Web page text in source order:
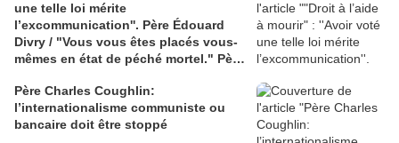
une telle loi mérite
l’excommunication''. Père Édouard
Divry / "Vous vous êtes placés vous-
mêmes en état de péché mortel." Père
Père Charles Coughlin:
l’internationalisme communiste ou
bancaire doit être stoppé